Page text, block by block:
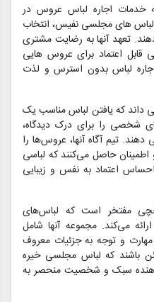
خدمات اجاره لباس عروس در
لباس های مجلسی نفیس، انتخاب
تعهد آنها به رضایت مشتری
قابل اعتماد برای عروس هایی
لباس بدون استرس و لذت
که یافتن لباس مناسب یک
شخصی را برای درک دیدگاه،
تیم آگاه آنها، عروس‌ها را
اطمینان حاصل می‌کنند که لباسی
اعتماد به نفس و زیبایی
مفتخر است که لباس‌های
می‌کند. مجموعه آنها شامل
و توجه به جزئیات معروف
باشند که لباس مجلسی خیره
سبک و شخصیت منحصر به